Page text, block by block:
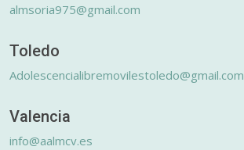
almsoria975@gmail.com
Toledo
Adolescencialibremovilestoledo@gmail.com
Valencia
info@aalmcv.es